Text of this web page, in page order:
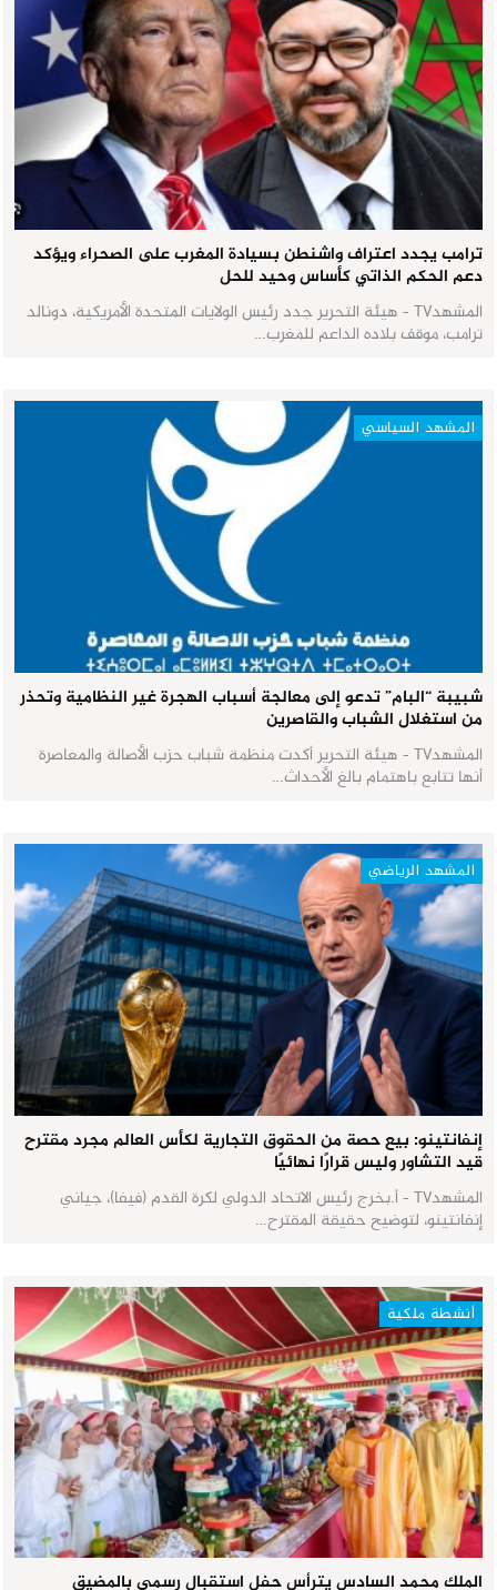
ترامب يجدد اعتراف واشنطن بسيادة المغرب على الصحراء ويؤكد
دعم الحكم الذاتي كأساس وحيد للحل
المشهدTV - هيئة التحرير جدد رئيس الولايات المتحدة الأمريكية، دونالد
ترامب، موقف بلاده الداعم للمغرب…
المشهد السياسي
شبيبة “البام” تدعو إلى معالجة أسباب الهجرة غير النظامية وتحذر
من استغلال الشباب والقاصرين
المشهدTV - هيئة التحرير أكدت منظمة شباب حزب الأصالة والمعاصرة
أنها تتابع باهتمام بالغ الأحداث…
المشهد الرياضي
إنفانتينو: بيع حصة من الحقوق التجارية لكأس العالم مجرد مقترح
قيد التشاور وليس قرارًا نهائيًا
المشهدTV - أ.بخرج رئيس الاتحاد الدولي لكرة القدم (فيفا)، جياني
إنفانتينو، لتوضيح حقيقة المقترح…
أنشطة ملكية
الملك محمد السادس يترأس حفل استقبال رسمي بالمضيق